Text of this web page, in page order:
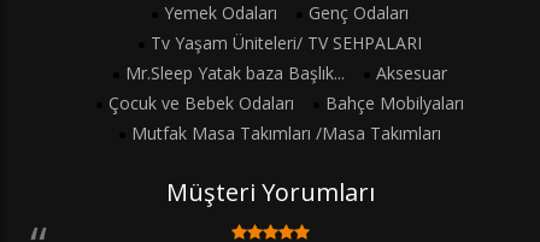
Yemek Odaları
Genç Odaları
Tv Yaşam Üniteleri/ TV SEHPALARI
Mr.Sleep Yatak baza Başlık...
Aksesuar
Çocuk ve Bebek Odaları
Bahçe Mobilyaları
Mutfak Masa Takımları /Masa Takımları
Müşteri Yorumları